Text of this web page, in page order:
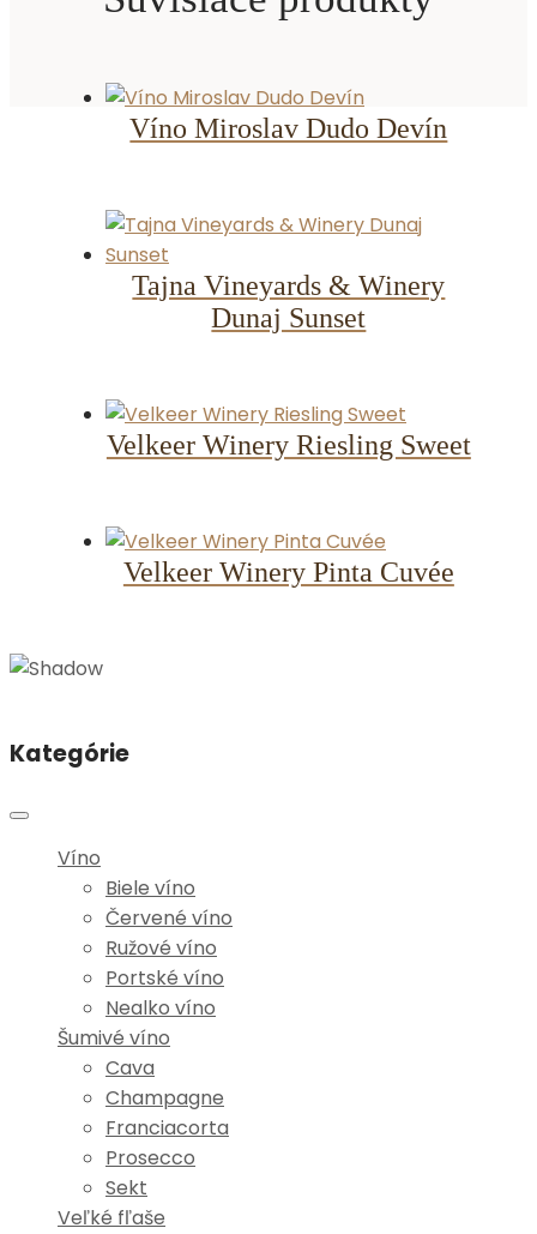
Víno Miroslav Dudo Devín
Tajna Vineyards & Winery
Dunaj Sunset
Velkeer Winery Riesling Sweet
Velkeer Winery Pinta Cuvée
Kategórie
Víno
Biele víno
Červené víno
Ružové víno
Portské víno
Nealko víno
Šumivé víno
Cava
Champagne
Franciacorta
Prosecco
Sekt
Veľké fľaše